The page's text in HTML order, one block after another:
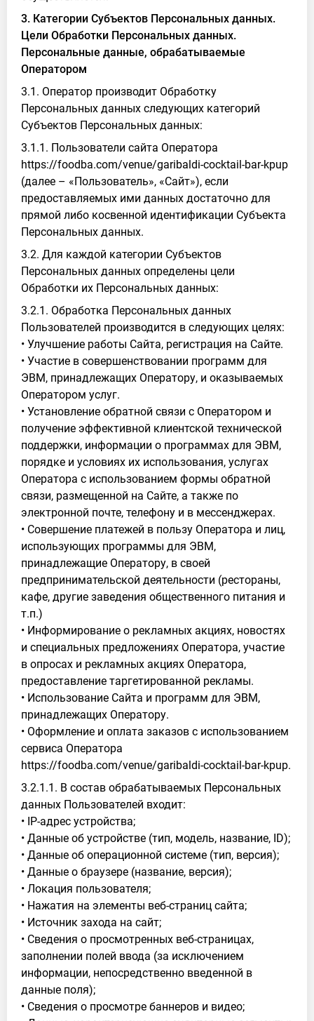
3. Категории Субъектов Персональных данных.
Цели Обработки Персональных данных.
Персональные данные, обрабатываемые
Оператором
3.1. Оператор производит Обработку
Персональных данных следующих категорий
Субъектов Персональных данных:
3.1.1. Пользователи сайта Оператора
https://foodba.com/venue/garibaldi-cocktail-bar-kpup
(далее – «Пользователь», «Сайт»), если
предоставляемых ими данных достаточно для
прямой либо косвенной идентификации Субъекта
Персональных данных.
3.2. Для каждой категории Субъектов
Персональных данных определены цели
Обработки их Персональных данных:
3.2.1. Обработка Персональных данных
Пользователей производится в следующих целях:
• Улучшение работы Сайта, регистрация на Сайте.
• Участие в совершенствовании программ для
ЭВМ, принадлежащих Оператору, и оказываемых
Оператором услуг.
• Установление обратной связи с Оператором и
получение эффективной клиентской технической
поддержки, информации о программах для ЭВМ,
порядке и условиях их использования, услугах
Оператора с использованием формы обратной
связи, размещенной на Сайте, а также по
электронной почте, телефону и в мессенджерах.
• Совершение платежей в пользу Оператора и лиц,
использующих программы для ЭВМ,
принадлежащие Оператору, в своей
предпринимательской деятельности (рестораны,
кафе, другие заведения общественного питания и
т.п.)
• Информирование о рекламных акциях, новостях
и специальных предложениях Оператора, участие
в опросах и рекламных акциях Оператора,
предоставление таргетированной рекламы.
• Использование Сайта и программ для ЭВМ,
принадлежащих Оператору.
• Оформление и оплата заказов с использованием
сервиса Оператора
https://foodba.com/venue/garibaldi-cocktail-bar-kpup.
3.2.1.1. В состав обрабатываемых Персональных
данных Пользователей входит:
• IP-адрес устройства;
• Данные об устройстве (тип, модель, название, ID);
• Данные об операционной системе (тип, версия);
• Данные о браузере (название, версия);
• Локация пользователя;
• Нажатия на элементы веб-страниц сайта;
• Источник захода на сайт;
• Сведения о просмотренных веб-страницах,
заполнении полей ввода (за исключением
информации, непосредственно введенной в
данные поля);
• Сведения о просмотре баннеров и видео;